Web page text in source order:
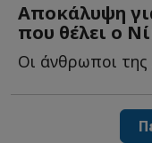
Αποκάλυψη
που θέλει ο